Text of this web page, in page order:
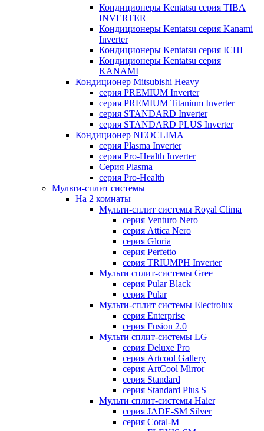
Кондиционеры Kentatsu серия TIBA
INVERTER
Кондиционеры Kentatsu серия Kanami
Inverter
Кондиционеры Kentatsu серия ICHI
Кондиционеры Kentatsu серия
KANAMI
Кондиционер Mitsubishi Heavy
серия PREMIUM Inverter
серия PREMIUM Titanium Inverter
серия STANDARD Inverter
серия STANDARD PLUS Inverter
Кондиционер NEOCLIMA
серия Plasma Inverter
серия Pro-Health Inverter
Cерия Plasma
серия Pro-Health
Мульти-сплит системы
На 2 комнаты
Мульти-сплит системы Royal Clima
серия Venturo Nero
серия Attica Nero
серия Gloria
серия Perfetto
серия TRIUMPH Inverter
Мульти сплит-системы Gree
серия Pular Black
серия Pular
Мульти-сплит системы Electrolux
серия Enterprise
серия Fusion 2.0
Мульти сплит-системы LG
серия Deluxe Pro
серия Artcool Gallery
серия ArtCool Mirror
серия Standard
серия Standard Plus S
Мульти сплит-системы Haier
серия JADE-SM Silver
серия Coral-M